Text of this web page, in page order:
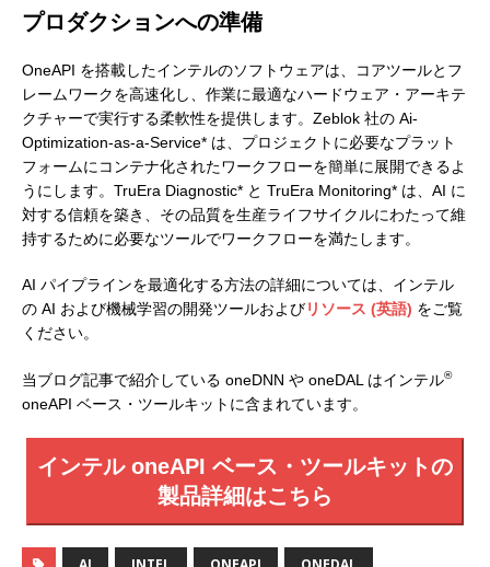
プロダクションへの準備
OneAPI を搭載したインテルのソフトウェアは、コアツールとフ
レームワークを高速化し、作業に最適なハードウェア・アーキテ
クチャーで実行する柔軟性を提供します。Zeblok 社の Ai-
Optimization-as-a-Service* は、プロジェクトに必要なプラット
フォームにコンテナ化されたワークフローを簡単に展開できるよ
うにします。TruEra Diagnostic* と TruEra Monitoring* は、AI に
対する信頼を築き、その品質を生産ライフサイクルにわたって維
持するために必要なツールでワークフローを満たします。
AI パイプラインを最適化する方法の詳細については、インテル
の AI および機械学習の開発ツールおよびリソース (英語) をご覧
ください。
当ブログ記事で紹介している oneDNN や oneDAL はインテル®
oneAPI ベース・ツールキットに含まれています。
インテル oneAPI ベース・ツールキットの
製品詳細はこちら